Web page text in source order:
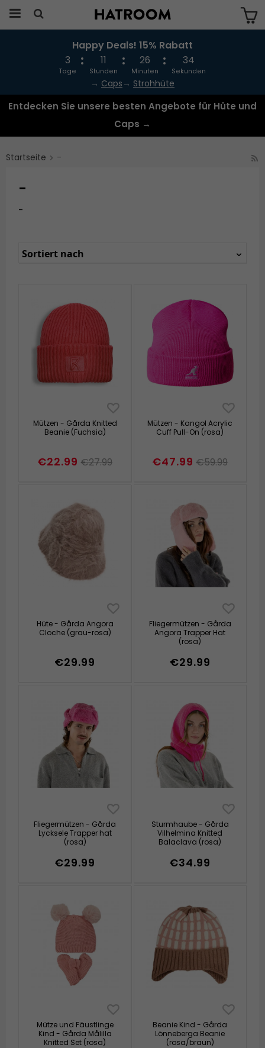
Das Produkt wurde in Ihren Warenkorb
gelegt
Happy Deals! 15% Rabatt
3
Tage
11
Stunden
26
Minuten
34
Sekunden
→ Caps → Strohhüte
Entdecken Sie unsere besten Angebote für Hüte und
Caps →
Startseite -
-
-
Sortiert nach
Mützen - Gårda Knitted
Beanie (Fuchsia)
€22.99 €27.99
Mützen - Kangol Acrylic
Cuff Pull-On (rosa)
€47.99 €59.99
Hüte - Gårda Angora
Cloche (grau-rosa)
€29.99
Fliegermützen - Gårda
Angora Trapper Hat
(rosa)
€29.99
Fliegermützen - Gårda
Lycksele Trapper hat
(rosa)
€29.99
Sturmhaube - Gårda
Vilhelmina Knitted
Balaclava (rosa)
€34.99
Mütze und Fäustlinge
Kind - Gårda Målilla
Knitted Set (rosa)
Beanie Kind - Gårda
Lönneberga Beanie
(rosa/braun)